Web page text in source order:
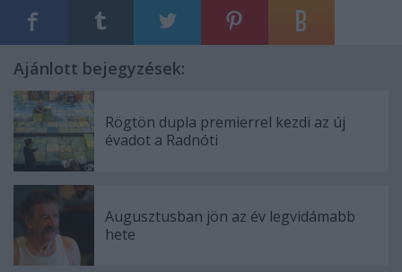
Ajánlott bejegyzések:
Rögtön dupla premierrel kezdi az új
évadot a Radnóti
Augusztusban jön az év legvidámabb
hete